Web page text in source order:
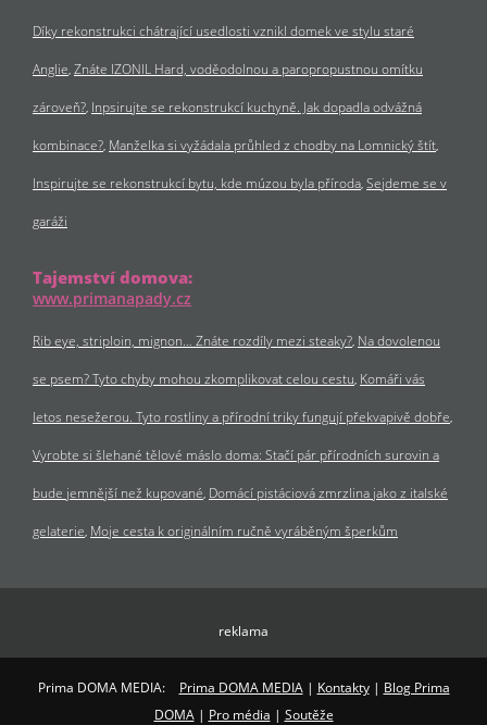
Díky rekonstrukci chátrající usedlosti vznikl domek ve stylu staré
Anglie Znáte IZONIL Hard, voděodolnou a paropropustnou omítku
zároveň? Inpsirujte se rekonstrukcí kuchyně. Jak dopadla odvážná
kombinace? Manželka si vyžádala průhled z chodby na Lomnický štít
Inspirujte se rekonstrukcí bytu, kde múzou byla příroda Sejdeme se v
garáži
Tajemství domova:
www.primanapady.cz
Rib eye, striploin, mignon… Znáte rozdíly mezi steaky? Na dovolenou
se psem? Tyto chyby mohou zkomplikovat celou cestu Komáři vás
letos nesežerou. Tyto rostliny a přírodní triky fungují překvapivě dobře
Vyrobte si šlehané tělové máslo doma: Stačí pár přírodních surovin a
bude jemnější než kupované Domácí pistáciová zmrzlina jako z italské
gelaterie Moje cesta k originálním ručně vyráběným šperkům
reklama
Prima DOMA MEDIA: Prima DOMA MEDIA| Kontakty| Blog Prima
DOMA| Pro média | Soutěže